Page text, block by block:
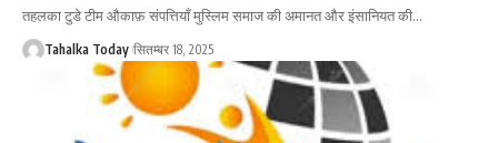
तहलका टुडे टीम औकाफ़ संपत्तियाँ मुस्लिम समाज की अमानत और इंसानियत की…
Tahalka Today सितम्बर 18, 2025